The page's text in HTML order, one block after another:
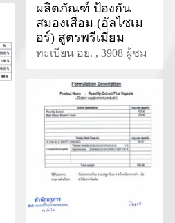
ผลิตภัณฑ์ ป้องกัน
สมองเสื่อม (อัลไซเม
อร์) สูตรพรีเมี่ยม
ทะเบียน อย. , 3908 ผู้ชม